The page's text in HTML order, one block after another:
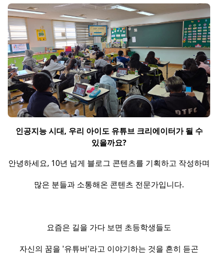
인공지능 시대, 우리 아이도 유튜브 크리에이터가 될 수
있을까요?
안녕하세요, 10년 넘게 블로그 콘텐츠를 기획하고 작성하며
많은 분들과 소통해온 콘텐츠 전문가입니다.
요즘은 길을 가다 보면 초등학생들도
자신의 꿈을 '유튜버'라고 이야기하는 것을 흔히 듣곤